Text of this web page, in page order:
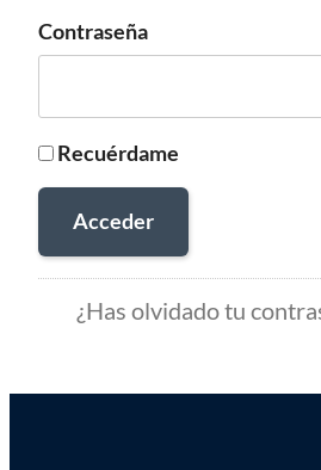
Contraseña
Recuérdame
Acceder
¿Has olvidado tu